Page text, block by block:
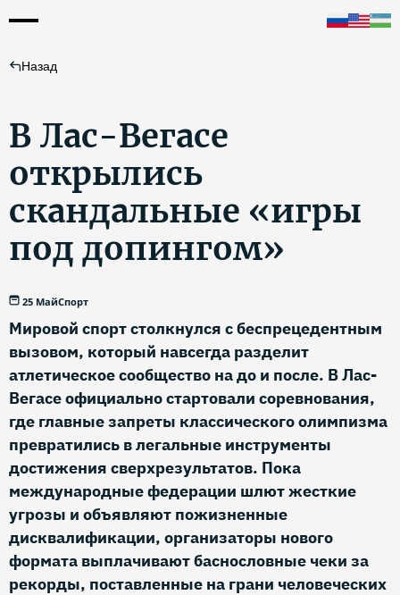
Назад
В Лас-Вегасе
открылись
скандальные «игры
под допингом»
25 МайСпорт
Мировой спорт столкнулся с беспрецедентным
вызовом, который навсегда разделит
атлетическое сообщество на до и после. В Лас-
Вегасе официально стартовали соревнования,
где главные запреты классического олимпизма
превратились в легальные инструменты
достижения сверхрезультатов. Пока
международные федерации шлют жесткие
угрозы и объявляют пожизненные
дисквалификации, организаторы нового
формата выплачивают баснословные чеки за
рекорды, поставленные на грани человеческих